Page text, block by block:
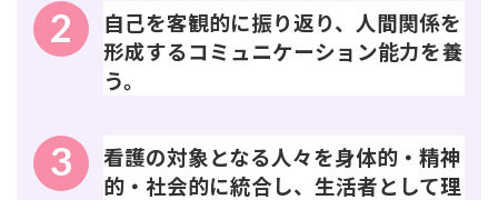
自己を客観的に振り返り、人間関係を
形成するコミュニケーション能力を養
う。
2
看護の対象となる人々を身体的・精神
的・社会的に統合し、生活者として理
3